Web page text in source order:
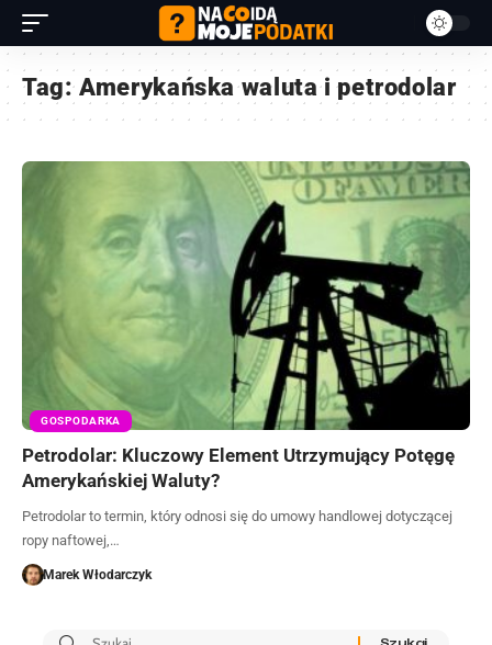
Tag:Amerykańska waluta i petrodolar
GOSPODARKA
Petrodolar: Kluczowy Element Utrzymujący Potęgę
Amerykańskiej Waluty?
Petrodolar to termin, który odnosi się do umowy handlowej dotyczącej
ropy naftowej,…
Marek Włodarczyk